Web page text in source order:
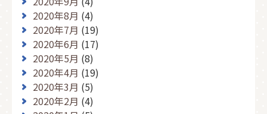
2020年8月 (4)
2020年7月 (19)
2020年6月 (17)
2020年5月 (8)
2020年4月 (19)
2020年3月 (5)
2020年2月 (4)